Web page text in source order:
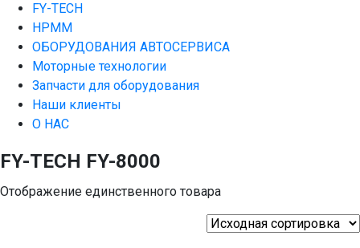
FY-TECH
HPMM
ОБОРУДОВАНИЯ АВТОСЕРВИСА
Моторные технологии
Запчасти для оборудования
Наши клиенты
О НАС
FY-TECH FY-8000
Отображение единственного товара